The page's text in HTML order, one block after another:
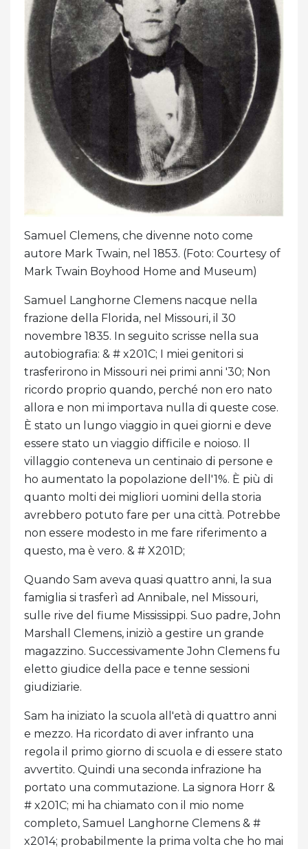
Samuel Clemens, che divenne noto come
autore Mark Twain, nel 1853. (Foto: Courtesy of
Mark Twain Boyhood Home and Museum)
Samuel Langhorne Clemens nacque nella
frazione della Florida, nel Missouri, il 30
novembre 1835. In seguito scrisse nella sua
autobiografia: & # x201C; I miei genitori si
trasferirono in Missouri nei primi anni '30; Non
ricordo proprio quando, perché non ero nato
allora e non mi importava nulla di queste cose.
È stato un lungo viaggio in quei giorni e deve
essere stato un viaggio difficile e noioso. Il
villaggio conteneva un centinaio di persone e
ho aumentato la popolazione dell'1%. È più di
quanto molti dei migliori uomini della storia
avrebbero potuto fare per una città. Potrebbe
non essere modesto in me fare riferimento a
questo, ma è vero. & # X201D;
Quando Sam aveva quasi quattro anni, la sua
famiglia si trasferì ad Annibale, nel Missouri,
sulle rive del fiume Mississippi. Suo padre, John
Marshall Clemens, iniziò a gestire un grande
magazzino. Successivamente John Clemens fu
eletto giudice della pace e tenne sessioni
giudiziarie.
Sam ha iniziato la scuola all'età di quattro anni
e mezzo. Ha ricordato di aver infranto una
regola il primo giorno di scuola e di essere stato
avvertito. Quindi una seconda infrazione ha
portato una commutazione. La signora Horr &
# x201C; mi ha chiamato con il mio nome
completo, Samuel Langhorne Clemens & #
x2014; probabilmente la prima volta che ho mai